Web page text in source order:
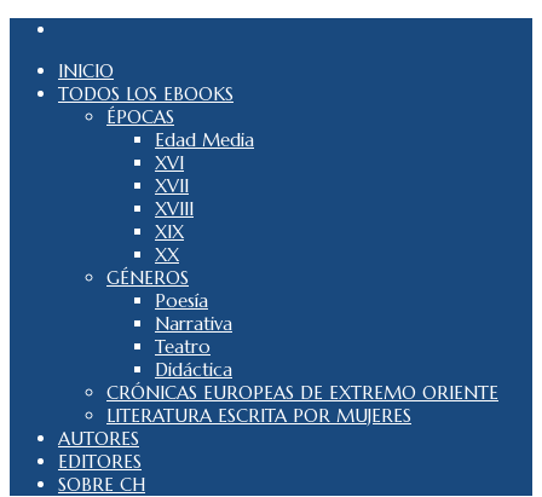
INICIO
TODOS LOS EBOOKS
ÉPOCAS
Edad Media
XVI
XVII
XVIII
XIX
XX
GÉNEROS
Poesía
Narrativa
Teatro
Didáctica
CRÓNICAS EUROPEAS DE EXTREMO ORIENTE
LITERATURA ESCRITA POR MUJERES
AUTORES
EDITORES
SOBRE CH